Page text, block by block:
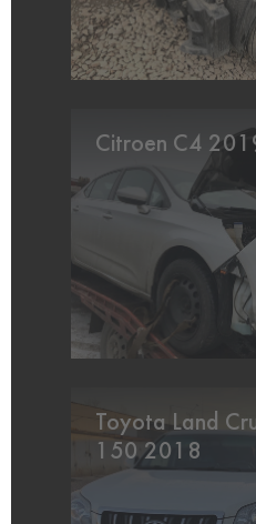
Citroen C4
Toyota Land
150 2018